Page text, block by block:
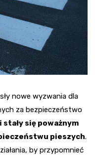
nowe wyzwania dla
za bezpieczeństwo
się poważnym
pieszych.
by przypomnieć